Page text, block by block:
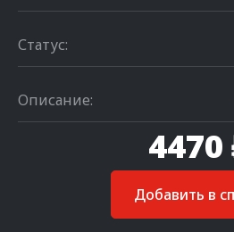
Статус:
Описание:
4470
Добавить в